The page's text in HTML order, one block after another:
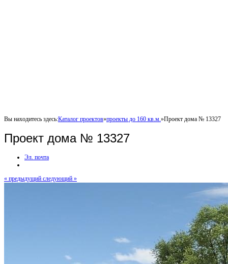
Вы находитесь здесь:Каталог проектов»проекты до 160 кв.м. »Проект дома № 13327
Проект дома № 13327
Эл. почта
« предыдущий следующий »